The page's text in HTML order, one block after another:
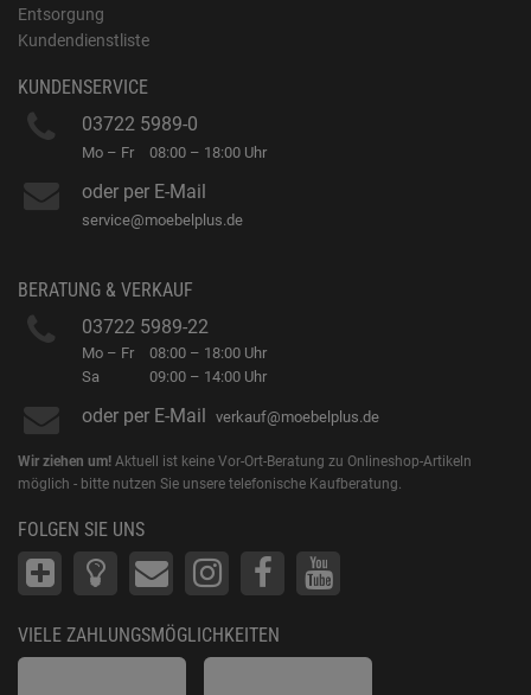
Entsorgung
Kundendienstliste
KUNDENSERVICE
03722 5989-0
Mo – Fr 08:00 – 18:00 Uhr
oder per E-Mail
service@moebelplus.de
BERATUNG & VERKAUF
03722 5989-22
Mo – Fr
Sa
08:00 – 18:00 Uhr
09:00 – 14:00 Uhr
oder per E-Mail verkauf@moebelplus.de
Wir ziehen um! Aktuell ist keine Vor-Ort-Beratung zu Onlineshop-Artikeln
möglich - bitte nutzen Sie unsere telefonische Kaufberatung.
FOLGEN SIE UNS
VIELE ZAHLUNGSMÖGLICHKEITEN